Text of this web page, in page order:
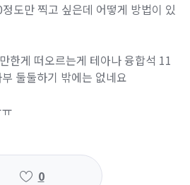
도만 찍고 싶은데 어떻게 방법이 있
한게 떠오르는게 테아나 융합석 11
둘둘하기 밖에는 없네요
0